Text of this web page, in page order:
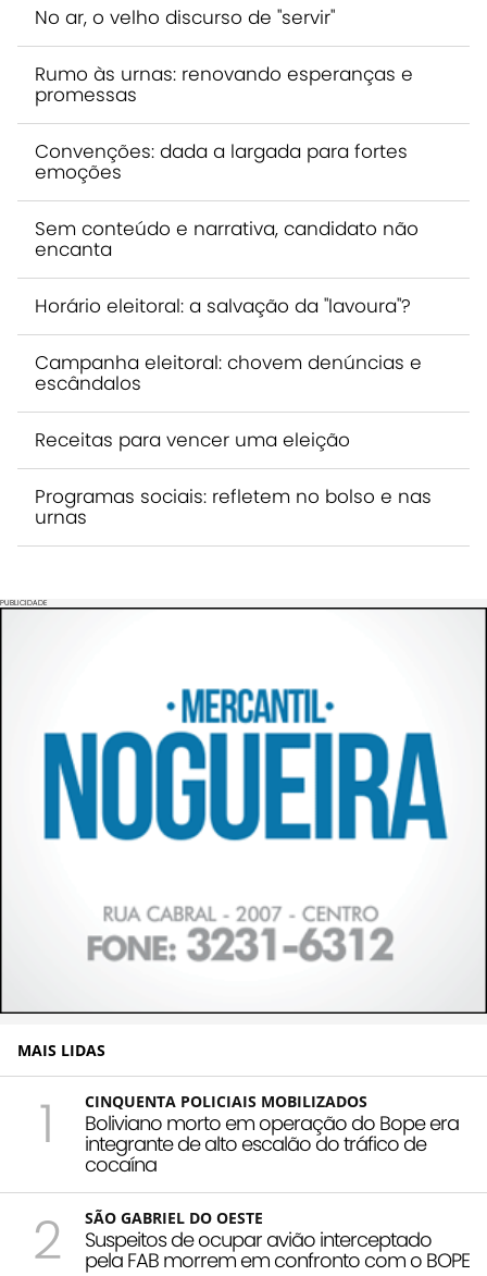
No ar, o velho discurso de "servir"
Rumo às urnas: renovando esperanças e
promessas
Convenções: dada a largada para fortes
emoções
Sem conteúdo e narrativa, candidato não
encanta
Horário eleitoral: a salvação da "lavoura"?
Campanha eleitoral: chovem denúncias e
escândalos
Receitas para vencer uma eleição
Programas sociais: refletem no bolso e nas
urnas
PUBLICIDADE
MAIS LIDAS
1 CINQUENTA POLICIAIS MOBILIZADOS
Boliviano morto em operação do Bope era
integrante de alto escalão do tráfico de
cocaína
2 SÃO GABRIEL DO OESTE
Suspeitos de ocupar avião interceptado
pela FAB morrem em confronto com o BOPE